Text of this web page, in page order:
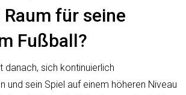
Raum für seine
Fußball?
danach, sich kontinuierlich
und sein Spiel auf einem höheren Niveau